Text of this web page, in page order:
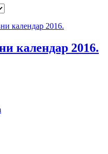
календар 2016.